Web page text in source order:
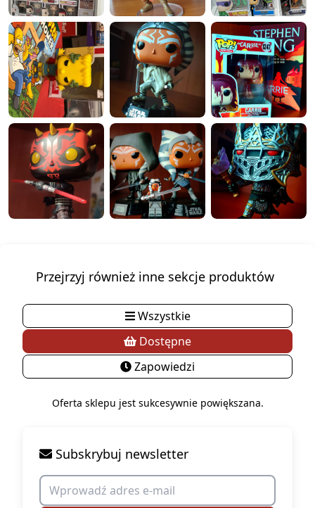
Przejrzyj również inne sekcje produktów
Wszystkie
Dostępne
Zapowiedzi
Oferta sklepu jest sukcesywnie powiększana.
Subskrybuj newsletter